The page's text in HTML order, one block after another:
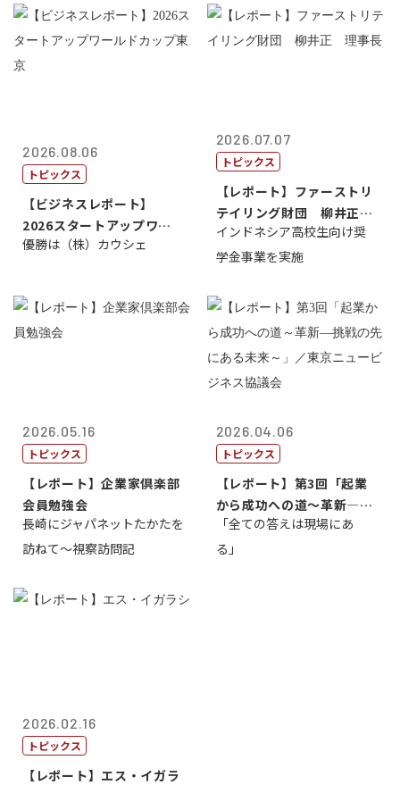
2026.08.06
トピックス
【ビジネスレポート】
2026スタートアップワー
ルドカップ東京
優勝は（株）カウシェ
2026.07.07
トピックス
【レポート】ファーストリ
テイリング財団 柳井正
理事長
インドネシア高校生向け奨
学金事業を実施
2026.05.16
トピックス
【レポート】企業家倶楽部
会員勉強会
長崎にジャパネットたかたを
訪ねて～視察訪問記
2026.04.06
トピックス
【レポート】第3回「起業
から成功への道～革新―挑
戦の先にある...
「全ての答えは現場にあ
る」
2026.02.16
トピックス
【レポート】エス・イガラ